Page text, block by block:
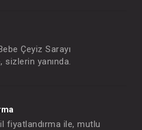
Çeyiz Sarayı
yanında.
fiyatlandırma ile, mutlu